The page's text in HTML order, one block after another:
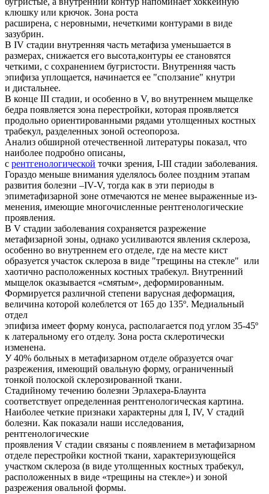
клюшку или крючок. Зона роста
расширена, с неровными, нечеткими контурами в виде
зазубрин.
В IV стадии внутренняя часть метафиза уменьшается в
размерах, снижается его высота,контуры ее становятся
четкими, с сохранением бугристости. Внутренняя часть
эпифиза уплощается, начинается ее "сползание" кнутри
и дистальнее.
В конце III стадии, и особенно в V, во внутреннем мыщелке
бедра появляется зона перестройки, которая проявляется
продольно ориентированными рядами утолщенных костных
трабекул, разделенных зоной остеопороза.
Анализ обширной отечественной литературы показал, что
наиболее подробно описаны,
с рентгенологической точки зрения, I-III стадии заболевания.
Гораздо меньше внимания уделялось более поздним этапам
развития болезни –IV-V, тогда как в эти периоды в
эпиметафизарной зоне отмечаются не менее выраженные из-
менения, имеющие многочисленные рентгенологические
проявления.
В V стадии заболевания сохраняется разрежение
метафизарной зоны, однако усиливаются явления склероза,
особенно во внутреннем его отделе, где на месте кист
образуется участок склероза в виде "трещины на стекле" или
хаотично расположенных костных трабекул. Внутренний
мыщелок оказывается «смятым», деформированным.
Формируется различной степени варусная деформация,
величина которой колеблется от 165 до 135º. Медиальный
отдел
эпифиза имеет форму конуса, располагается под углом 35-45º
к латеральному его отделу. Зона роста склеротически
изменена.
У 40% больных в метафизарном отделе образуется очаг
разрежения, имеющий овальную форму, ограниченный
тонкой полоской склерозированной ткани.
Стадийному течению болезни Эрлахера-Блаунта
соответствует определенная рентгенологическая картина.
Наиболее четкие признаки характерны для I, IV, V стадий
болезни. Как показали наши исследования,
рентгенологические
проявления V стадии связаны с появлением в метафизарном
отделе перестройки костной ткани, характеризующейся
участком склероза (в виде утолщенных костных трабекул,
расположенных в виде «трещины на стекле») и зоной
разрежения овальной формы.